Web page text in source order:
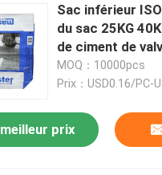
Sac inférieur
du sac 25KG
de ciment de
MOQ：10000pcs
Prix：USD0.16/PC-
meilleur prix